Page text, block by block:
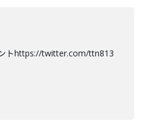
トhttps://twitter.com/ttn813